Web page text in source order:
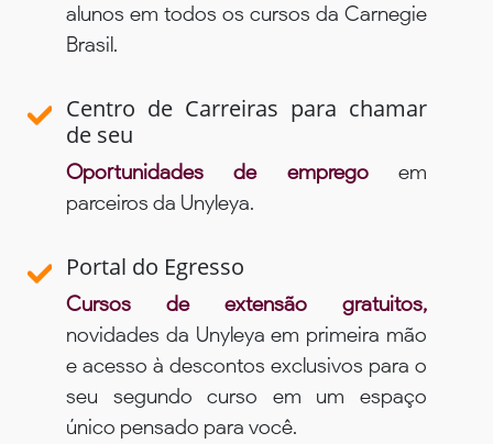
alunos em todos os cursos da Carnegie
Brasil.
Centro de Carreiras para chamar
de seu
Oportunidades de empregoem
parceiros da Unyleya.
Portal do Egresso
Cursos de extensão gratuitos,
novidades da Unyleya em primeira mão
e acesso à descontos exclusivos para o
seu segundo curso em um espaço
único pensado para você.